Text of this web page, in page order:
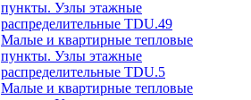
пункты. Узлы этажные
распределительные TDU.49
Малые и квартирные тепловые
пункты. Узлы этажные
распределительные TDU.5
Малые и квартирные тепловые